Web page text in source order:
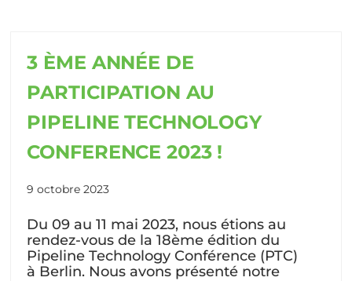
3 ÈME ANNÉE DE
PARTICIPATION AU
PIPELINE TECHNOLOGY
CONFERENCE 2023 !
9 octobre 2023
Du 09 au 11 mai 2023, nous étions au
rendez-vous de la 18ème édition du
Pipeline Technology Conférence (PTC)
à Berlin. Nous avons présenté notre